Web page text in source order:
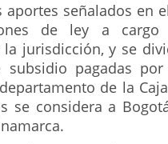
aportes señalados en
de ley a
jurisdicción, y se
pagadas por
de la
se considera a